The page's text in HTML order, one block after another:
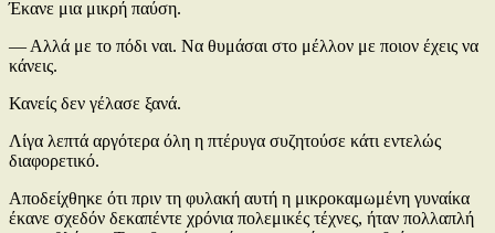
Έκανε μια μικρή παύση.
— Αλλά με το πόδι ναι. Να θυμάσαι στο μέλλον με ποιον έχεις να
κάνεις.
Κανείς δεν γέλασε ξανά.
Λίγα λεπτά αργότερα όλη η πτέρυγα συζητούσε κάτι εντελώς
διαφορετικό.
Αποδείχθηκε ότι πριν τη φυλακή αυτή η μικροκαμωμένη γυναίκα
έκανε σχεδόν δεκαπέντε χρόνια πολεμικές τέχνες, ήταν πολλαπλή